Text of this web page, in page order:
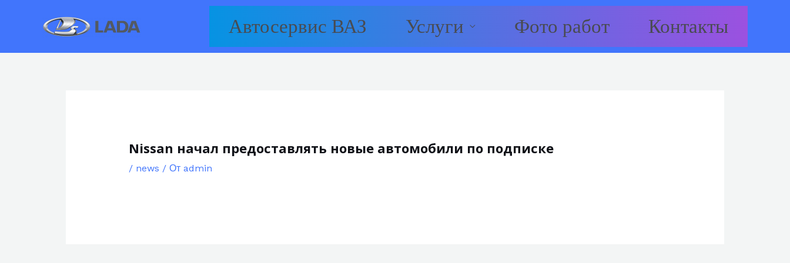
Автосервис ВАЗ Услуги Фото работ Контакты
Nissan начал предоставлять новые автомобили по подписке
/ news / От admin